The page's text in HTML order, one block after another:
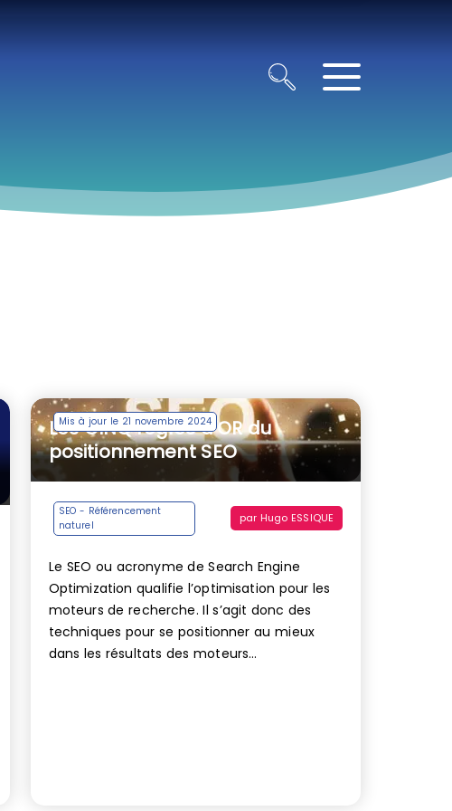
Mis à jour le 21 novembre 2024
Les CINQ règles d’OR du
positionnement SEO
SEO - Référencement
naturel
par Hugo ESSIQUE
Le SEO ou acronyme de Search Engine
Optimization qualifie l’optimisation pour les
moteurs de recherche. Il s’agit donc des
techniques pour se positionner au mieux
dans les résultats des moteurs...